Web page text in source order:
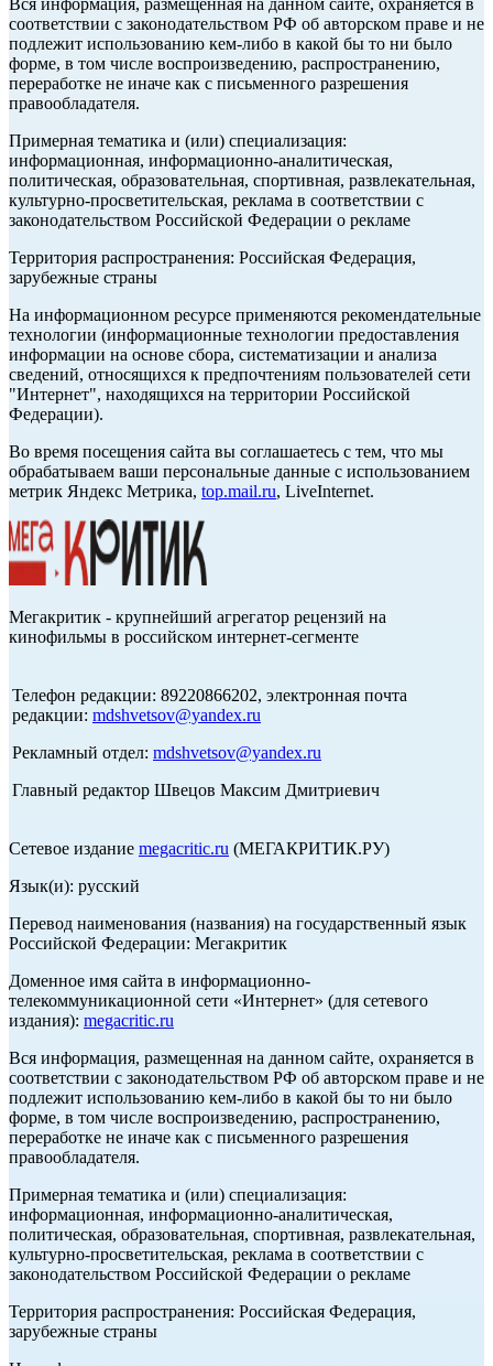
Вся информация, размещенная на данном сайте, охраняется в
соответствии с законодательством РФ об авторском праве и не
подлежит использованию кем-либо в какой бы то ни было
форме, в том числе воспроизведению, распространению,
переработке не иначе как с письменного разрешения
правообладателя.
Примерная тематика и (или) специализация:
информационная, информационно-аналитическая,
политическая, образовательная, спортивная, развлекательная,
культурно-просветительская, реклама в соответствии с
законодательством Российской Федерации о рекламе
Территория распространения: Российская Федерация,
зарубежные страны
На информационном ресурсе применяются рекомендательные
технологии (информационные технологии предоставления
информации на основе сбора, систематизации и анализа
сведений, относящихся к предпочтениям пользователей сети
"Интернет", находящихся на территории Российской
Федерации).
Во время посещения сайта вы соглашаетесь с тем, что мы
обрабатываем ваши персональные данные с использованием
метрик Яндекс Метрика, top.mail.ru, LiveInternet.
Мегакритик - крупнейший агрегатор рецензий на
кинофильмы в российском интернет-сегменте
Телефон редакции: 89220866202, электронная почта
редакции: mdshvetsov@yandex.ru
Рекламный отдел: mdshvetsov@yandex.ru
Главный редактор Швецов Максим Дмитриевич
Сетевое издание megacritic.ru (МЕГАКРИТИК.РУ)
Язык(и): русский
Перевод наименования (названия) на государственный язык
Российской Федерации: Мегакритик
Доменное имя сайта в информационно-
телекоммуникационной сети «Интернет» (для сетевого
издания): megacritic.ru
Вся информация, размещенная на данном сайте, охраняется в
соответствии с законодательством РФ об авторском праве и не
подлежит использованию кем-либо в какой бы то ни было
форме, в том числе воспроизведению, распространению,
переработке не иначе как с письменного разрешения
правообладателя.
Примерная тематика и (или) специализация:
информационная, информационно-аналитическая,
политическая, образовательная, спортивная, развлекательная,
культурно-просветительская, реклама в соответствии с
законодательством Российской Федерации о рекламе
Территория распространения: Российская Федерация,
зарубежные страны